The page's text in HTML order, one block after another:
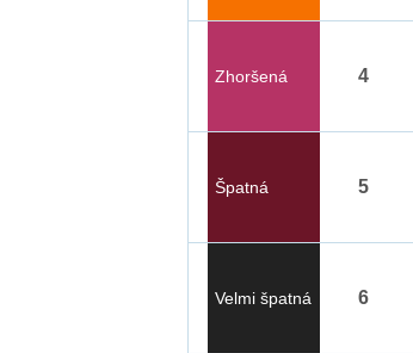
Zhoršená 4
Špatná 5
Velmi špatná 6